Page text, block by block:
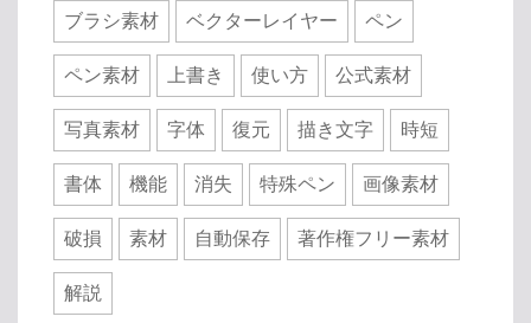
ブラシ素材 ベクターレイヤー ペン
ペン素材 上書き 使い方 公式素材
写真素材 字体 復元 描き文字 時短
書体 機能 消失 特殊ペン 画像素材
破損 素材 自動保存 著作権フリー素材
解説